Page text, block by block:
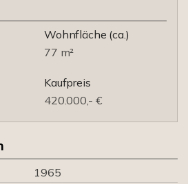
Wohnfläche (ca.)
77 m²
Kaufpreis
420.000,- €
1965